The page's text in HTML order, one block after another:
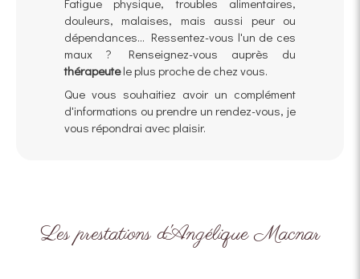
Fatigue physique, troubles alimentaires,
douleurs, malaises, mais aussi peur ou
dépendances... Ressentez-vous l'un de ces
maux ? Renseignez-vous auprès du
thérapeutele plus proche de chez vous.
Que vous souhaitiez avoir un complément
d'informations ou prendre un rendez-vous, je
vous répondrai avec plaisir.
Les prestations d'Angélique Macnar